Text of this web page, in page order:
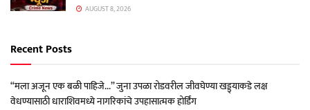
AUGUST 8, 2026
Recent Posts
“मला अजून एक बळी पाहिजे…” जुना उपळा रोडवरील जीवघेण्या खड्ड्याकडे लक्ष
वेधण्यासाठी धाराशिवमध्ये नागरिकांचे उपहासात्मक होर्डिंग